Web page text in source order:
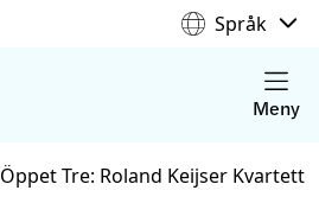
Språk
Meny
Öppet Tre: Roland Keijser Kvartett